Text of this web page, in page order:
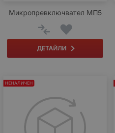
Микропревключвател МП5
ДЕТАЙЛИ
НЕНАЛИЧЕН